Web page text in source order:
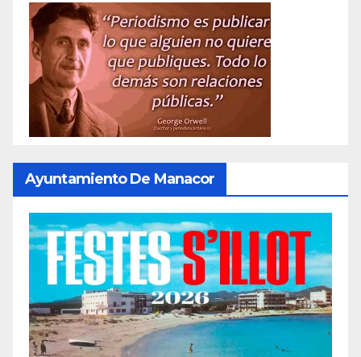
Ayuntamiento De Manacor